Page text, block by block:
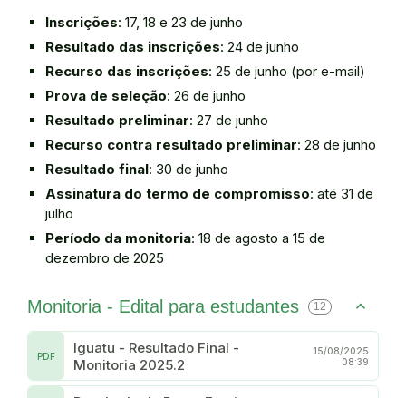
Inscrições: 17, 18 e 23 de junho
Resultado das inscrições: 24 de junho
Recurso das inscrições: 25 de junho (por e-mail)
Prova de seleção: 26 de junho
Resultado preliminar: 27 de junho
Recurso contra resultado preliminar: 28 de junho
Resultado final: 30 de junho
Assinatura do termo de compromisso: até 31 de
julho
Período da monitoria: 18 de agosto a 15 de
dezembro de 2025
Monitoria - Edital para estudantes 12
Iguatu - Resultado Final -
Monitoria 2025.2
PDF
15/08/2025
08:39